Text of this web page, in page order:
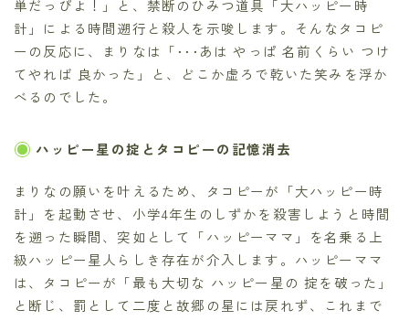
単だっぴよ！」と、禁断のひみつ道具「大ハッピー時
計」による時間遡行と殺人を示唆します。そんなタコピ
ーの反応に、まりなは「･･･あは やっぱ 名前くらい つけ
てやれば 良かった」と、どこか虚ろで乾いた笑みを浮か
べるのでした。
ハッピー星の掟とタコピーの記憶消去
まりなの願いを叶えるため、タコピーが「大ハッピー時
計」を起動させ、小学4年生のしずかを殺害しようと時間
を遡った瞬間、突如として「ハッピーママ」を名乗る上
級ハッピー星人らしき存在が介入します。ハッピーママ
は、タコピーが「最も大切な ハッピー星の 掟を破った」
と断じ、罰として二度と故郷の星には戻れず、これまで